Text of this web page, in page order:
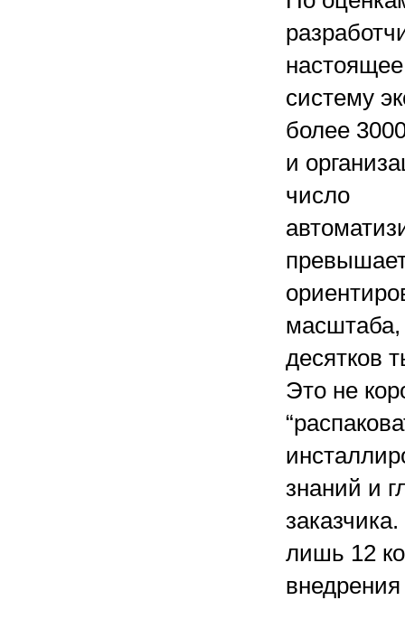
систему
более
и
число
масштаба,
десятков
Это не
знаний и
лишь 12